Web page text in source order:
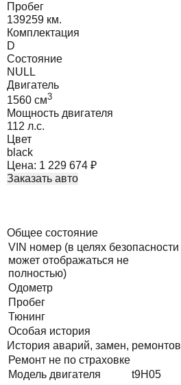
Пробег
139259 км.
Комплектация
D
Состояние
NULL
Двигатель
1560 cм3
Мощность двигателя
112 л.с.
Цвет
black
Цена: 1 229 674 ₽
Заказать авто
Общее состояние
VIN номер (в целях безопасности
может отображаться не
полностью)
Одометр
Пробег
Тюнинг
Особая история
История аварий, замен, ремонтов
Ремонт не по страховке
Модель двигателя
t9H05